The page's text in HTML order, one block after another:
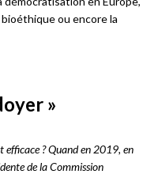
ou encore la
»
efficace ? Quand en 2019, en
de la Commission